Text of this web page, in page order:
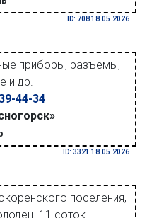
ID: 708 18.05.2026
приборы, разъемы,
и др.
44-34
ID: 3321 18.05.2026
поселения,
11 соток